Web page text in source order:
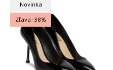
Novinka
Zľava -38%